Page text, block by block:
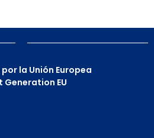
la Unión Europea
Generation EU